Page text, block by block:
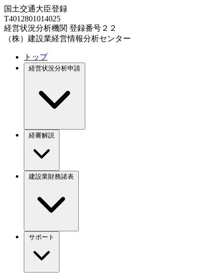
国土交通大臣登録
T4012801014025
経営状況分析機関 登録番号２２
（株）建設業経営情報分析センター
トップ
経営状況分析申請
経審解説
建設業財務諸表
サポート